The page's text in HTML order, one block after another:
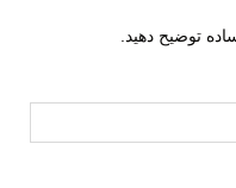
توضیح دهید.